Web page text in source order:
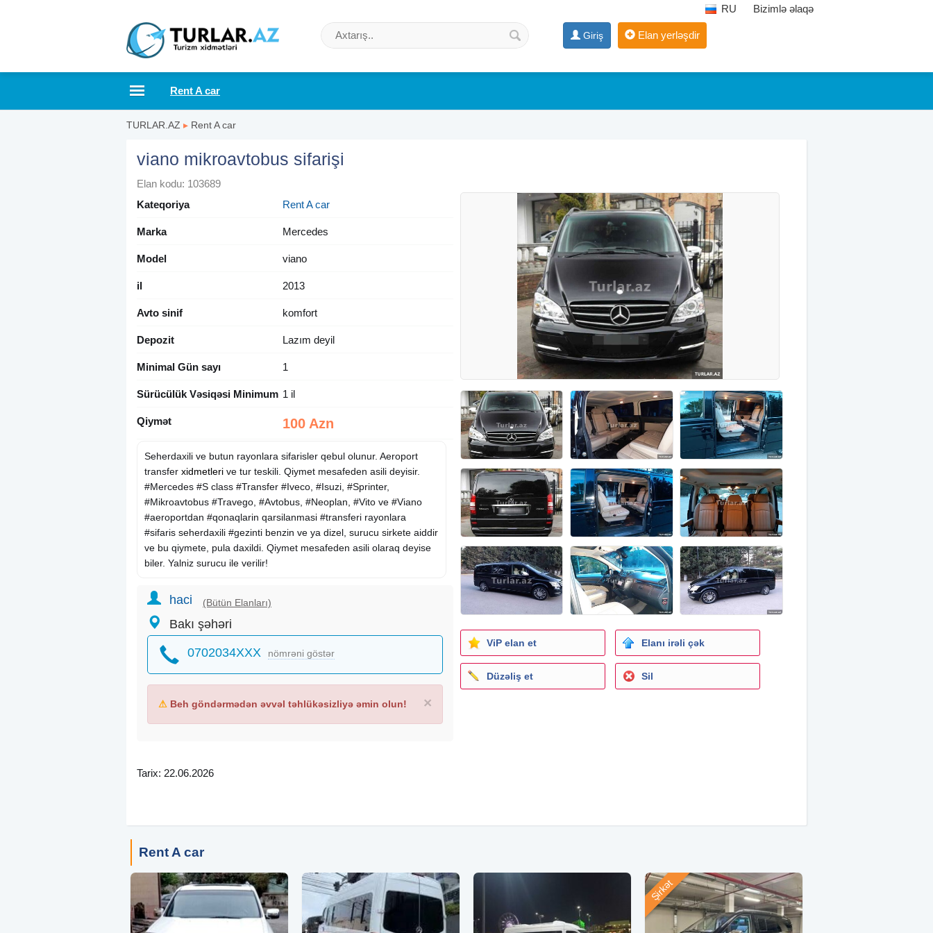
RU Bizimlə əlaqə
Giriş Elan yerləşdir
Rent A car
TURLAR.AZ ▸ Rent A car
viano mikroavtobus sifarişi
Elan kodu: 103689
Kateqoriya
Rent A car
Marka Mercedes
Model viano
il 2013
Avto sinif komfort
Depozit Lazım deyil
Minimal Gün sayı 1
Sürücülük Vəsiqəsi Minimum 1 il
Qiymət 100 Azn
Seherdaxili ve butun rayonlara sifarisler qebul olunur. Aeroport
transfer xidmetleri ve tur teskili. Qiymet mesafeden asili deyisir.
#Mercedes #S class #Transfer #Iveco, #Isuzi, #Sprinter,
#Mikroavtobus #Travego, #Avtobus, #Neoplan, #Vito ve #Viano
#aeroportdan #qonaqlarin qarsilanmasi #transferi rayonlara
#sifaris seherdaxili #gezinti benzin ve ya dizel, surucu sirkete aiddir
ve bu qiymete, pula daxildi. Qiymet mesafeden asili olaraq deyise
biler. Yalniz surucu ile verilir!
haci (Bütün Elanları)
Bakı şəhəri
0702034XXX nömrəni göstər
×
⚠ Beh göndərmədən əvvəl təhlükəsizliyə əmin olun!
Tarix: 22.06.2026
ViP elan et Elanı irəli çək
Düzəliş et Sil
Rent A car
Şirkət